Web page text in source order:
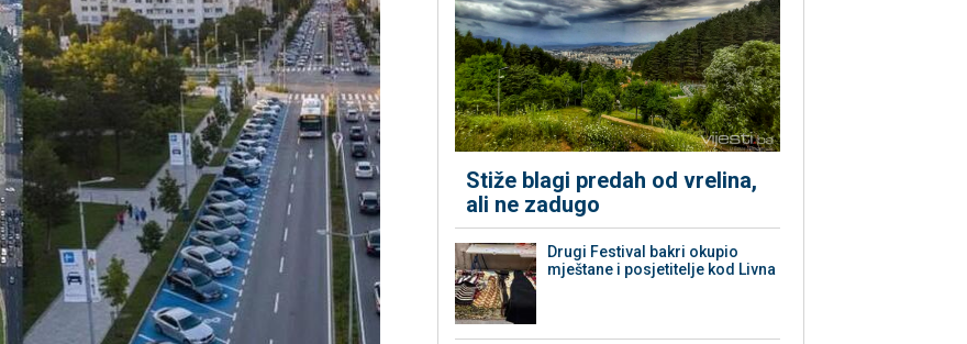
Stiže blagi predah od vrelina,
ali ne zadugo
Drugi Festival bakri okupio
mještane i posjetitelje kod Livna